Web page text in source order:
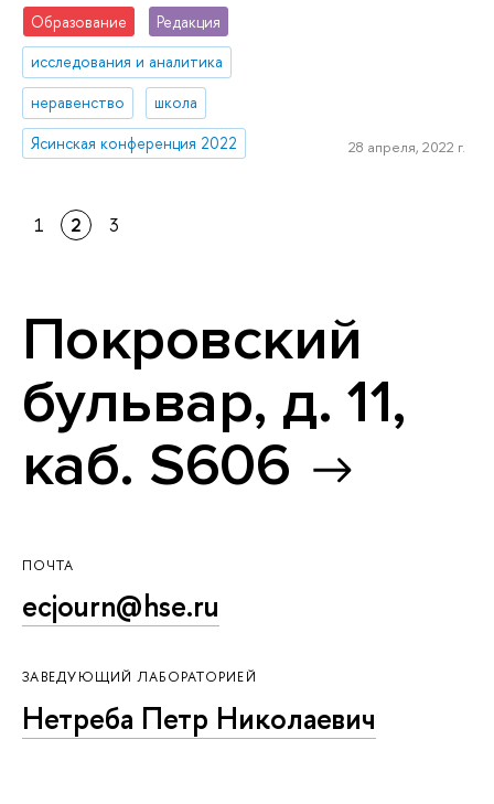
Образование
Редакция
исследования и аналитика
неравенство
школа
Ясинская конференция 2022
28 апреля, 2022 г.
1 2 3
Покровский
бульвар, д. 11,
каб. S606
ПОЧТА
ecjourn@hse.ru
ЗАВЕДУЮЩИЙ ЛАБОРАТОРИЕЙ
Нетреба Петр Николаевич